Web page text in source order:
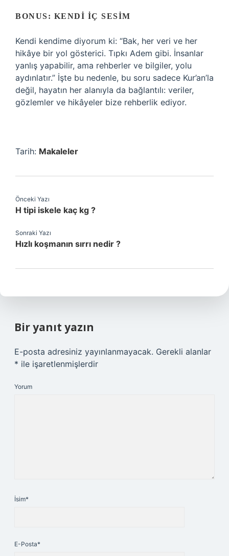
BONUS: KENDI İÇ SESIM
Kendi kendime diyorum ki: “Bak, her veri ve her
hikâye bir yol gösterici. Tıpkı Adem gibi. İnsanlar
yanlış yapabilir, ama rehberler ve bilgiler, yolu
aydınlatır.” İşte bu nedenle, bu soru sadece Kur’an’la
değil, hayatın her alanıyla da bağlantılı: veriler,
gözlemler ve hikâyeler bize rehberlik ediyor.
Tarih: Makaleler
Önceki Yazı
H tipi iskele kaç kg ?
Sonraki Yazı
Hızlı koşmanın sırrı nedir ?
Bir yanıt yazın
E-posta adresiniz yayınlanmayacak. Gerekli alanlar
* ile işaretlenmişlerdir
Yorum
İsim*
E-Posta*